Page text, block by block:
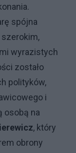
spójna
wyrazistych
zostało
polityków,
i
osobą na
, który
obrony